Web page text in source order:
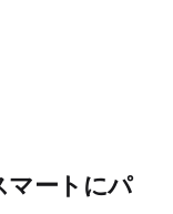
ートにパ